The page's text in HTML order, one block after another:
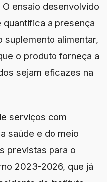
ensaio desenvolvido
quantifica a presença
suplemento alimentar,
o produto forneça a
sejam eficazes na
serviços com
saúde e do meio
previstas para o
2023-2026, que já